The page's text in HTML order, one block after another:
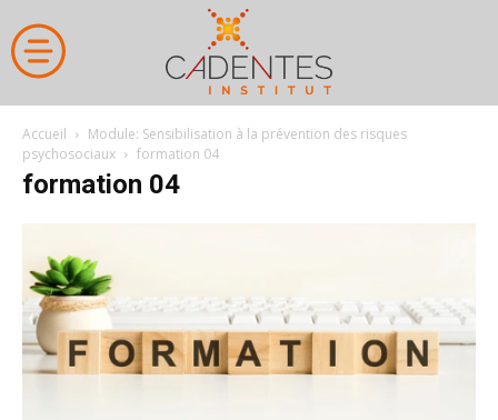
Accueil
Module: Sensibilisation à la prévention des risques
psychosociaux
formation 04
formation 04